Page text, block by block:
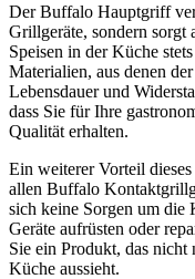
Der Buffalo Hauptgriff
Grillgeräte, sondern sorgt
Speisen in der Küche
Materialien, aus denen
Lebensdauer und
dass Sie für Ihre
Qualität erhalten.
Ein weiterer Vorteil
allen Buffalo
sich keine Sorgen um die
Geräte aufrüsten oder
Sie ein Produkt, das
Küche aussieht.